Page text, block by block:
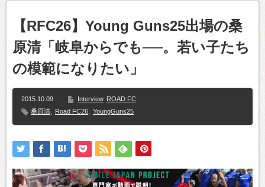
【RFC26】Young Guns25出場の桑
原清「岐阜からでも──。若い子たち
の模範になりたい」
2015.10.09 Interview ROAD FC
桑原清
Road FC26 YoungGuns25